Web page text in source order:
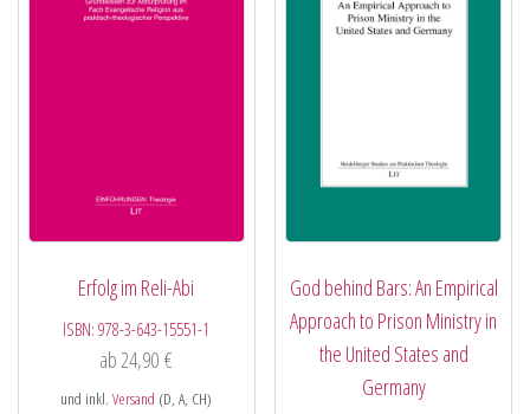
Erfolg im Reli-Abi
ISBN:978-3-643-15551-1
ab24,90€
und inkl.Versand (D, A, CH)
God behind Bars: An Empirical
Approach to Prison Ministry in
the United States and
Germany